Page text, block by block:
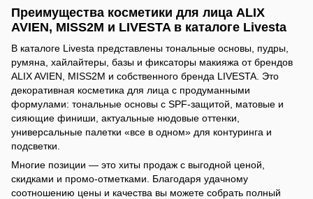
Преимущества косметики для лица ALIX
AVIEN, MISS2M и LIVESTA в каталоге Livesta
В каталоге Livesta представлены тональные основы, пудры,
румяна, хайлайтеры, базы и фиксаторы макияжа от брендов
ALIX AVIEN, MISS2M и собственного бренда LIVESTA. Это
декоративная косметика для лица с продуманными
формулами: тональные основы с SPF-защитой, матовые и
сияющие финиши, актуальные нюдовые оттенки,
универсальные палетки «все в одном» для контуринга и
подсветки.
Многие позиции — это хиты продаж с выгодной ценой,
скидками и промо-отметками. Благодаря удачному
соотношению цены и качества вы можете собрать полный